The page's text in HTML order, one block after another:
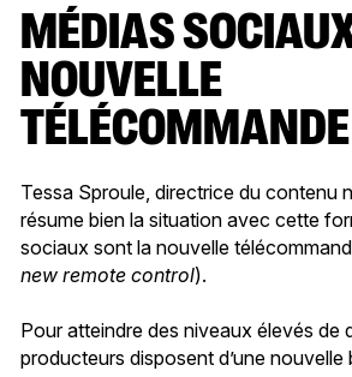
MÉDIAS SOCIAUX : LA
NOUVELLE
TÉLÉCOMMANDE
Tessa Sproule, directrice du contenu
résume bien la situation avec cette
sociaux sont la nouvelle
new remote control).
Pour atteindre des niveaux élevés de
producteurs disposent d’une nouvelle